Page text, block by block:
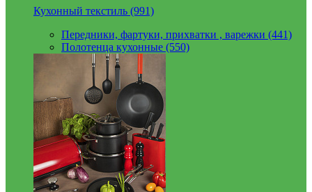
Кухонный текстиль (991)
Передники, фартуки, прихватки , варежки (441)
Полотенца кухонные (550)